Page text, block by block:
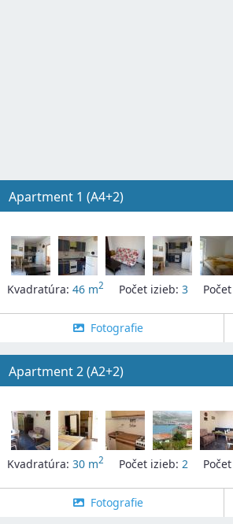
Apartment 1 (A4+2)
Kvadratúra: 46 m2 Počet izieb: 3
Fotografie
Apartment 2 (A2+2)
Kvadratúra: 30 m2 Počet izieb: 2
Fotografie